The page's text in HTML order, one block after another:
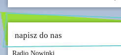
napisz do nas
Radio Nowinki